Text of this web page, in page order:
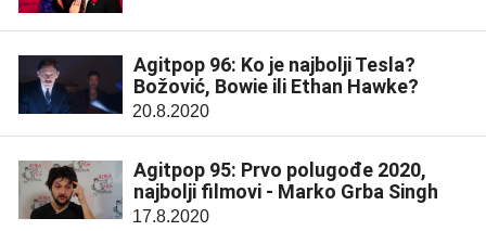
Agitpop 96: Ko je najbolji Tesla?
Božović, Bowie ili Ethan Hawke?
20.8.2020
Agitpop 95: Prvo polugođe 2020,
najbolji filmovi - Marko Grba Singh
17.8.2020